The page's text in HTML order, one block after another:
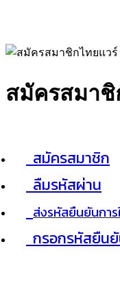
สมัครสมาชิ
สมัครสมาชิก
ลืมรหัสผ่าน
ส่งรหัสยืนยันการ
กรอกรหัสยืน